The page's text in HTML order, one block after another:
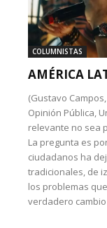
COLUMNISTAS
AMÉRICA
(Gustavo
Opinión Pública,
relevante no sea
La pregunta es
ciudadanos ha
tradicionales, de
los problemas
verdadero